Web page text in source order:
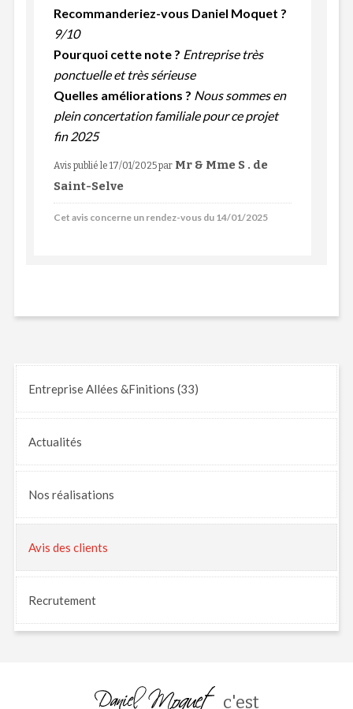
Recommanderiez-vous Daniel Moquet ?
9/10
Pourquoi cette note ? Entreprise très
ponctuelle et très sérieuse
Quelles améliorations ? Nous sommes en
plein concertation familiale pour ce projet
fin 2025
Avis publié le 17/01/2025par Mr & Mme S . de
Saint-Selve
Cet avis concerne un rendez-vous du 14/01/2025
Entreprise Allées &Finitions (33)
Actualités
Nos réalisations
Avis des clients
Recrutement
c'est